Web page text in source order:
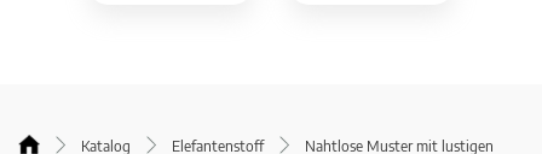
Katalog Elefantenstoff
Nahtlose Muster mit lustigen